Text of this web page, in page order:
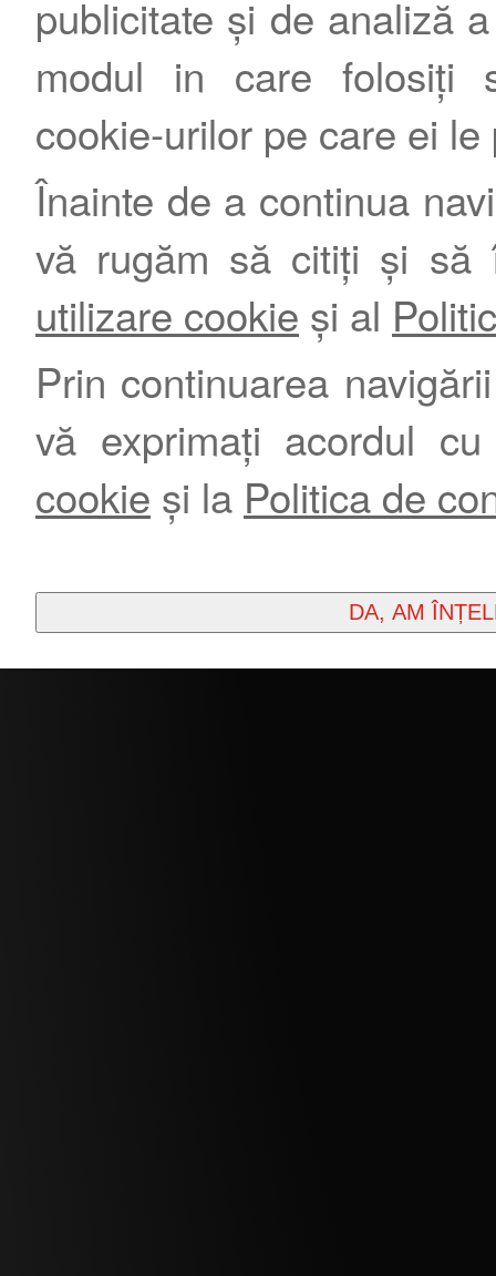
publicitate și de analiză
modul in care folosiți
cookie-urilor pe care ei le
Înainte de a continua
vă rugăm să citiți și să
utilizare cookie și al
Prin continuarea
vă exprimați acordul
cookie și la Politica de